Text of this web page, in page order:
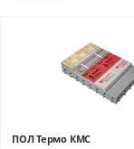
ПОЛ Термо КМС